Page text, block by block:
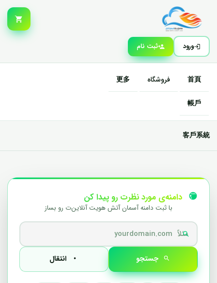
ورود ثبت نام
首頁 فروشگاه 更多
帳戶
客戶系統
دامنه‌ی مورد نظرت رو پیدا کن
با ثبت دامنه آسمان آتش هویت آنلاین‌ت رو بساز
جستجو انتقال